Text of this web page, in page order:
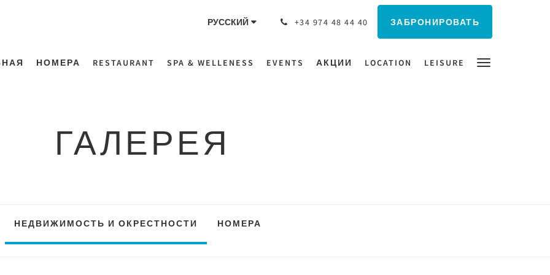
РУССКИЙ +34 974 48 44 40 ЗАБРОНИРОВАТЬ
НОМЕРА RESTAURANT SPA & WELLENESS EVENTS АКЦИИ LOCATION LEISURE
ГАЛЕРЕЯ
НЕДВИЖИМОСТЬ И ОКРЕСТНОСТИ НОМЕРА